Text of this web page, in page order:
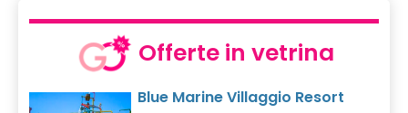
r
e
t
Offerte in vetrina
Blue Marine Villaggio Resort